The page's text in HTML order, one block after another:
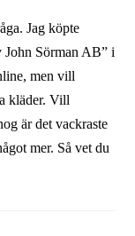
Jag köpte
John Sörman AB” i
men vill
kläder. Vill
är det vackraste
mer. Så vet du